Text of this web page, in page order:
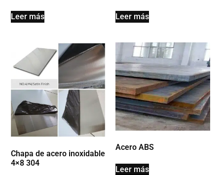
Leer más Leer más
Chapa de acero inoxidable
4×8 304
Acero ABS
Leer más